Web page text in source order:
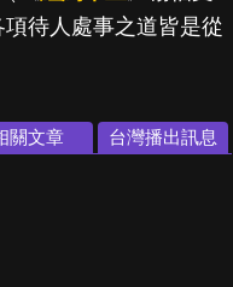
待人處事之道皆是從
關文章 台灣播出訊息